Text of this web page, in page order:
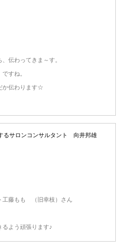
伝わってきま～す。
すね。
か伝わります☆
るサロンコンサルタント 向井邦雄
工藤もも （旧幸枝）さん
るよう頑張ります♪